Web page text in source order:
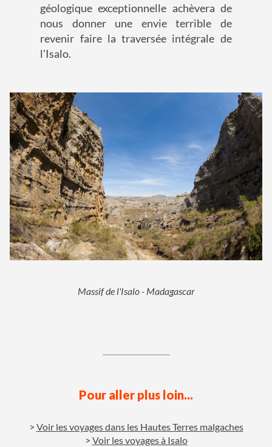
géologique exceptionnelle achèvera de
nous donner une envie terrible de
revenir faire la traversée intégrale de
l'Isalo.
Massif de l'Isalo - Madagascar
Pour aller plus loin...
Voir les voyages dans les Hautes Terres malgaches
Voir les voyages à Isalo